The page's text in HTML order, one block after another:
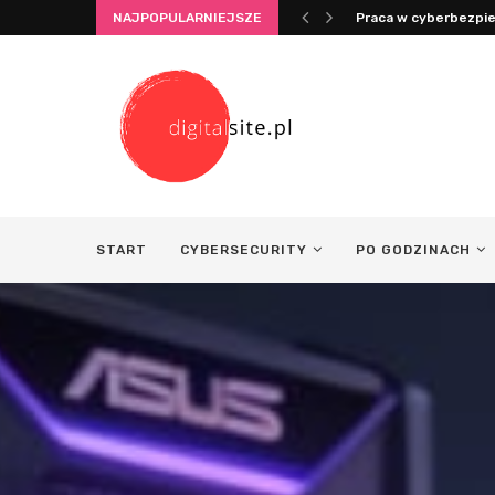
NAJPOPULARNIEJSZE Integracja życia i
START CYBERSECURITY PO GODZINACH